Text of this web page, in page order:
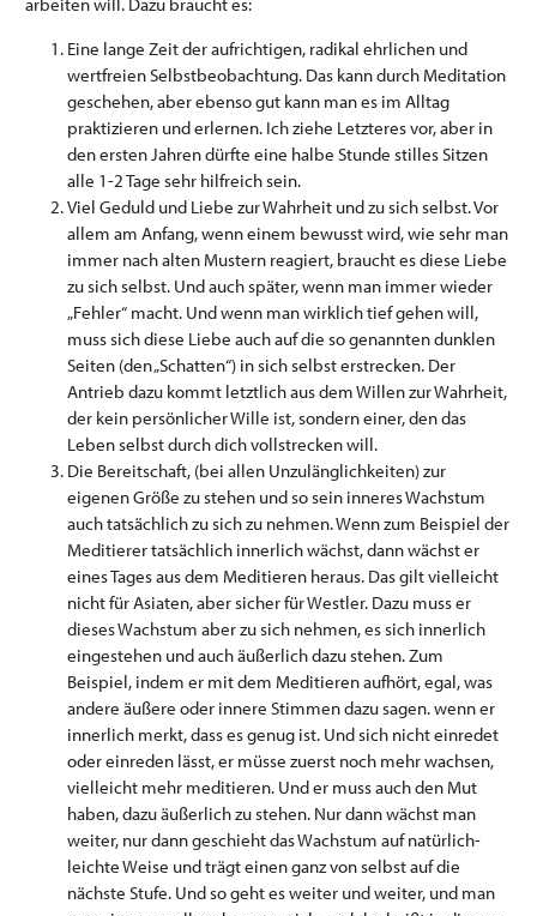
Eine lange Zeit der aufrichtigen, radikal ehrlichen und
wertfreien Selbstbeobachtung. Das kann durch Meditation
geschehen, aber ebenso gut kann man es im Alltag
praktizieren und erlernen. Ich ziehe Letzteres vor, aber in
den ersten Jahren dürfte eine halbe Stunde stilles Sitzen
alle 1-2 Tage sehr hilfreich sein.
Viel Geduld und Liebe zur Wahrheit und zu sich selbst. Vor
allem am Anfang, wenn einem bewusst wird, wie sehr man
immer nach alten Mustern reagiert, braucht es diese Liebe
zu sich selbst. Und auch später, wenn man immer wieder
„Fehler“ macht. Und wenn man wirklich tief gehen will,
muss sich diese Liebe auch auf die so genannten dunklen
Seiten (den „Schatten“) in sich selbst erstrecken. Der
Antrieb dazu kommt letztlich aus dem Willen zur Wahrheit,
der kein persönlicher Wille ist, sondern einer, den das
Leben selbst durch dich vollstrecken will.
Die Bereitschaft, (bei allen Unzulänglichkeiten) zur
eigenen Größe zu stehen und so sein inneres Wachstum
auch tatsächlich zu sich zu nehmen. Wenn zum Beispiel der
Meditierer tatsächlich innerlich wächst, dann wächst er
eines Tages aus dem Meditieren heraus. Das gilt vielleicht
nicht für Asiaten, aber sicher für Westler. Dazu muss er
dieses Wachstum aber zu sich nehmen, es sich innerlich
eingestehen und auch äußerlich dazu stehen. Zum
Beispiel, indem er mit dem Meditieren aufhört, egal, was
andere äußere oder innere Stimmen dazu sagen. wenn er
innerlich merkt, dass es genug ist. Und sich nicht einredet
oder einreden lässt, er müsse zuerst noch mehr wachsen,
vielleicht mehr meditieren. Und er muss auch den Mut
haben, dazu äußerlich zu stehen. Nur dann wächst man
weiter, nur dann geschieht das Wachstum auf natürlich-
leichte Weise und trägt einen ganz von selbst auf die
nächste Stufe. Und so geht es weiter und weiter, und man